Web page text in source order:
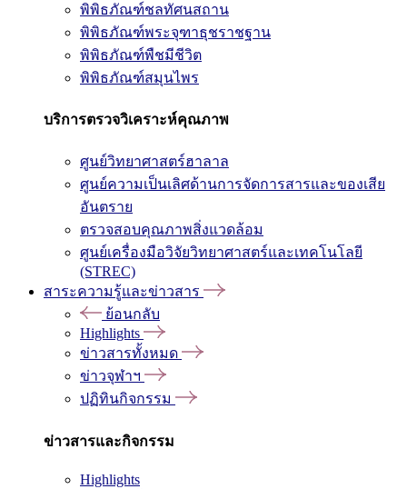
พิพิธภัณฑ์ชลทัศนสถาน
พิพิธภัณฑ์พระจุฑาธุชราชฐาน
พิพิธภัณฑ์พืชมีชีวิต
พิพิธภัณฑ์สมุนไพร
บริการตรวจวิเคราะห์คุณภาพ
ศูนย์วิทยาศาสตร์ฮาลาล
ศูนย์ความเป็นเลิศด้านการจัดการสารและของเสีย
อันตราย
ตรวจสอบคุณภาพสิ่งแวดล้อม
ศูนย์เครื่องมือวิจัยวิทยาศาสตร์และเทคโนโลยี
(STREC)
สาระความรู้และข่าวสาร
ย้อนกลับ
Highlights
ข่าวสารทั้งหมด
ข่าวจุฬาฯ
ปฏิทินกิจกรรม
ข่าวสารและกิจกรรม
Highlights